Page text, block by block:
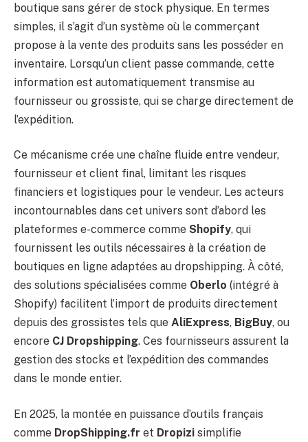
boutique sans gérer de stock physique. En termes
simples, il s’agit d’un système où le commerçant
propose à la vente des produits sans les posséder en
inventaire. Lorsqu’un client passe commande, cette
information est automatiquement transmise au
fournisseur ou grossiste, qui se charge directement de
l’expédition.
Ce mécanisme crée une chaîne fluide entre vendeur,
fournisseur et client final, limitant les risques
financiers et logistiques pour le vendeur. Les acteurs
incontournables dans cet univers sont d’abord les
plateformes e-commerce comme Shopify, qui
fournissent les outils nécessaires à la création de
boutiques en ligne adaptées au dropshipping. À côté,
des solutions spécialisées comme Oberlo (intégré à
Shopify) facilitent l’import de produits directement
depuis des grossistes tels que AliExpress, BigBuy, ou
encore CJ Dropshipping. Ces fournisseurs assurent la
gestion des stocks et l’expédition des commandes
dans le monde entier.
En 2025, la montée en puissance d’outils français
comme DropShipping.fr et Dropizi simplifie